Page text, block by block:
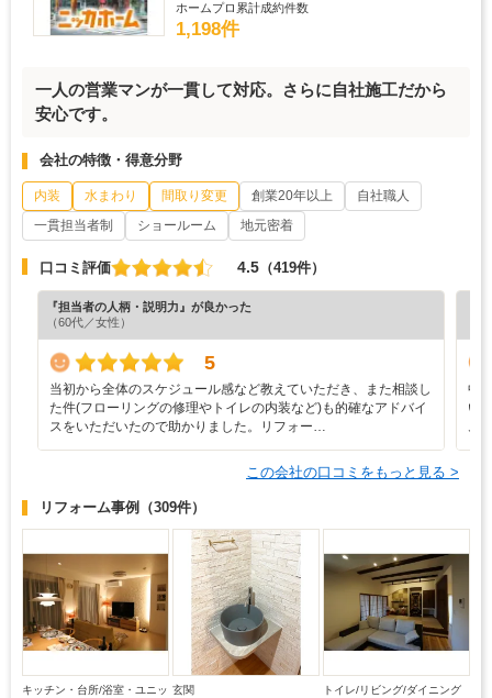
ホームプロ累計成約件数
1,198件
一人の営業マンが一貫して対応。さらに自社施工だから
安心です。
会社の特徴・得意分野
内装 水まわり 間取り変更 創業20年以上
自社職人
一貫担当者制
ショールーム 地元密着
口コミ評価 4.5 （419件）
『担当者の人柄・説明力』が良かった
（60代／女性）
5
当初から全体のスケジュール感など教えていただき、また相談し
た件(フローリングの修理やトイレの内装など)も的確なアドバイ
スをいただいたので助かりました。リフォー…
中
い
ム
この会社の口コミをもっと見る >
リフォーム事例 （309件）
キッチン・台所/浴室・ユニッ 玄関
トイレ/リビング/ダイニング